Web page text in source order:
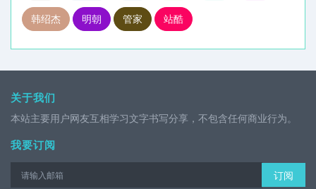
韩绍杰 明朝 管家 站酷
关于我们
本站主要用户网友互相学习文字书写分享，不包含任何商业行为。
我要订阅
订阅